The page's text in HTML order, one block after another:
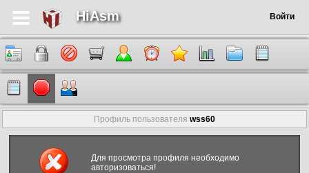
HiAsm Войти
Профиль пользователя wss60
Для просмотра профиля необходимо
авторизоваться!